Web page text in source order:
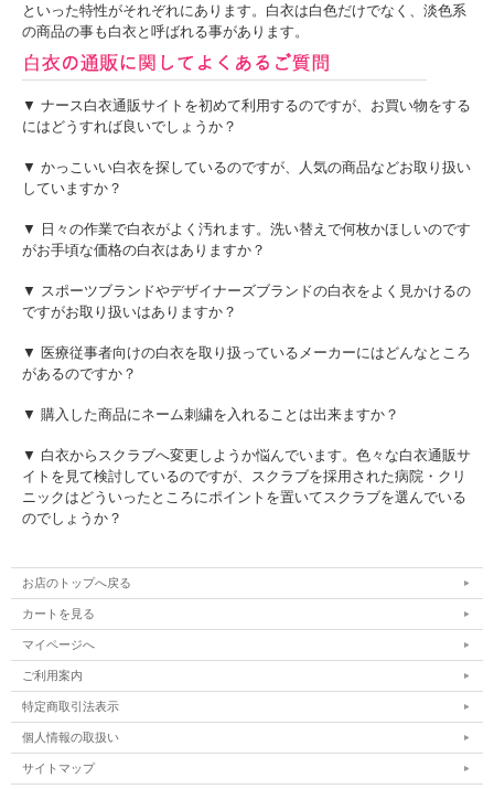
といった特性がそれぞれにあります。白衣は白色だけでなく、淡色系
の商品の事も白衣と呼ばれる事があります。
▼ ナース白衣通販サイトを初めて利用するのですが、お買い物をする
にはどうすれば良いでしょうか？
▼ かっこいい白衣を探しているのですが、人気の商品などお取り扱い
していますか？
▼ 日々の作業で白衣がよく汚れます。洗い替えで何枚かほしいのです
がお手頃な価格の白衣はありますか？
▼ スポーツブランドやデザイナーズブランドの白衣をよく見かけるの
ですがお取り扱いはありますか？
▼ 医療従事者向けの白衣を取り扱っているメーカーにはどんなところ
があるのですか？
▼ 購入した商品にネーム刺繍を入れることは出来ますか？
▼ 白衣からスクラブへ変更しようか悩んでいます。色々な白衣通販サ
イトを見て検討しているのですが、スクラブを採用された病院・クリ
ニックはどういったところにポイントを置いてスクラブを選んでいる
のでしょうか？
お店のトップへ戻る
カートを見る
マイページへ
ご利用案内
特定商取引法表示
個人情報の取扱い
サイトマップ